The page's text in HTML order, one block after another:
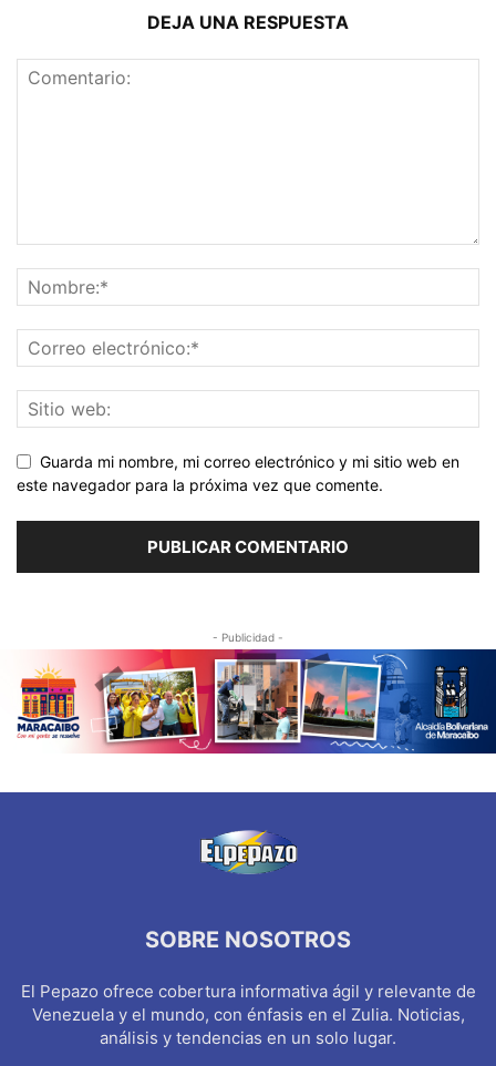
DEJA UNA RESPUESTA
Guarda mi nombre, mi correo electrónico y mi sitio web en
este navegador para la próxima vez que comente.
- Publicidad -
SOBRE NOSOTROS
El Pepazo ofrece cobertura informativa ágil y relevante de
Venezuela y el mundo, con énfasis en el Zulia. Noticias,
análisis y tendencias en un solo lugar.